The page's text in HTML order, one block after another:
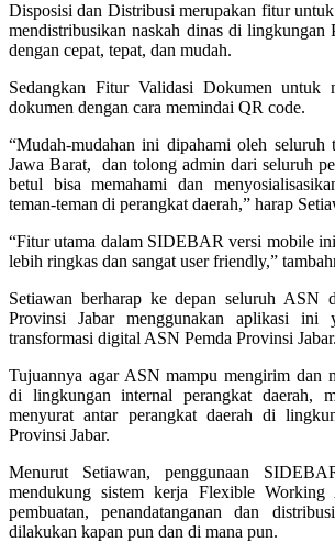
Disposisi dan Distribusi merupakan fitur
mendistribusikan naskah dinas di lingkungan
dengan cepat, tepat, dan mudah.
Sedangkan Fitur Validasi Dokumen untuk
dokumen dengan cara memindai QR code.
“Mudah-mudahan ini dipahami oleh seluruh
Jawa Barat, dan tolong admin dari seluruh
betul bisa memahami dan
teman-teman di perangkat daerah,” harap
“Fitur utama dalam SIDEBAR versi mobile
lebih ringkas dan sangat user friendly,”
Setiawan berharap ke depan seluruh ASN
Provinsi Jabar menggunakan aplikasi ini
transformasi digital ASN Pemda Provinsi Jabar.
Tujuannya agar ASN mampu mengirim dan
di lingkungan internal perangkat daerah,
menyurat antar perangkat daerah di
Provinsi Jabar.
Menurut Setiawan, penggunaan
mendukung sistem kerja Flexible Working
pembuatan, penandatanganan dan
dilakukan kapan pun dan di mana pun.